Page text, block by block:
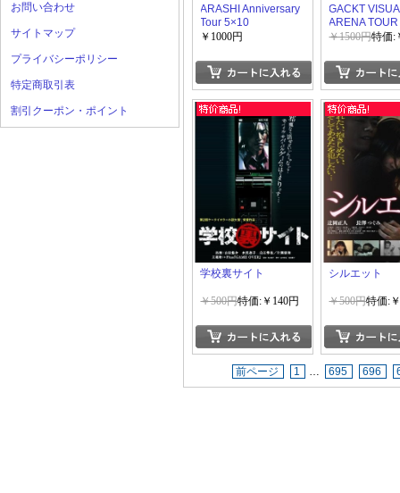
お問い合わせ
サイトマップ
プライバシーポリシー
特定商取引表
割引クーポン・ポイント
ARASHI Anniversary
Tour 5×10
￥1000円
GACKT
ARENA
REQUIEM ET
FINAL~鎮魂
￥1500円特価:
学校裏サイト
￥500円特価:￥140円
シルエット
￥500円特価:
前ページ 1 … 695 696